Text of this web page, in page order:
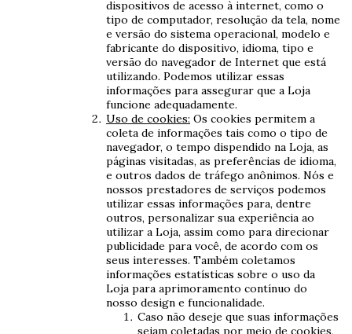
dispositivos de acesso à internet, como o
tipo de computador, resolução da tela, nome
e versão do sistema operacional, modelo e
fabricante do dispositivo, idioma, tipo e
versão do navegador de Internet que está
utilizando. Podemos utilizar essas
informações para assegurar que a Loja
funcione adequadamente.
Uso de cookies: Os cookies permitem a
coleta de informações tais como o tipo de
navegador, o tempo dispendido na Loja, as
páginas visitadas, as preferências de idioma,
e outros dados de tráfego anônimos. Nós e
nossos prestadores de serviços podemos
utilizar essas informações para, dentre
outros, personalizar sua experiência ao
utilizar a Loja, assim como para direcionar
publicidade para você, de acordo com os
seus interesses. Também coletamos
informações estatísticas sobre o uso da
Loja para aprimoramento contínuo do
nosso design e funcionalidade.
Caso não deseje que suas informações
sejam coletadas por meio de cookies,